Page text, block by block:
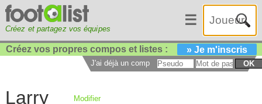
Créez et partagez vos équipes
☰
Créez vos propres compos et listes : » Je m'inscris
J'ai déjà un compte : OK
Larry
Modifier